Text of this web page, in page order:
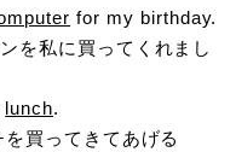
for my birthday.
私に買ってくれまし
lunch.
買ってきてあげる